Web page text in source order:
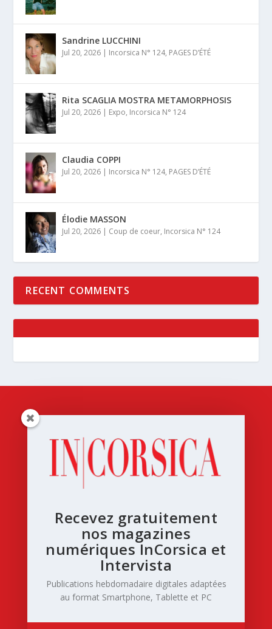
Sandrine LUCCHINI
Jul 20, 2026 Incorsica N° 124, PAGES D’ÉTÉ
Rita SCAGLIA MOSTRA METAMORPHOSIS
Jul 20, 2026 Expo, Incorsica N° 124
Claudia COPPI
Jul 20, 2026 Incorsica N° 124, PAGES D’ÉTÉ
Élodie MASSON
Jul 20, 2026 Coup de coeur, Incorsica N° 124
RECENT COMMENTS
Recevez gratuitement
nos magazines
numériques InCorsica et
Intervista
Publications hebdomadaire digitales adaptées
au format Smartphone, Tablette et PC